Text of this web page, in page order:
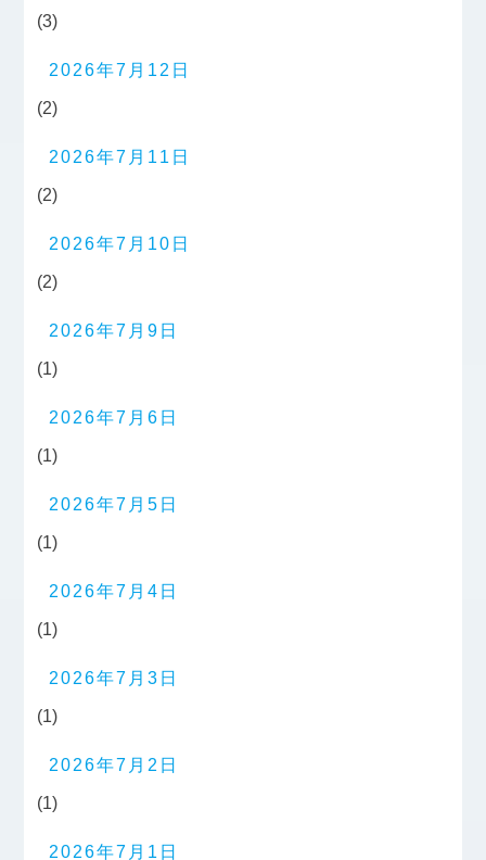
(3)
2026年7月12日
(2)
2026年7月11日
(2)
2026年7月10日
(2)
2026年7月9日
(1)
2026年7月6日
(1)
2026年7月5日
(1)
2026年7月4日
(1)
2026年7月3日
(1)
2026年7月2日
(1)
2026年7月1日